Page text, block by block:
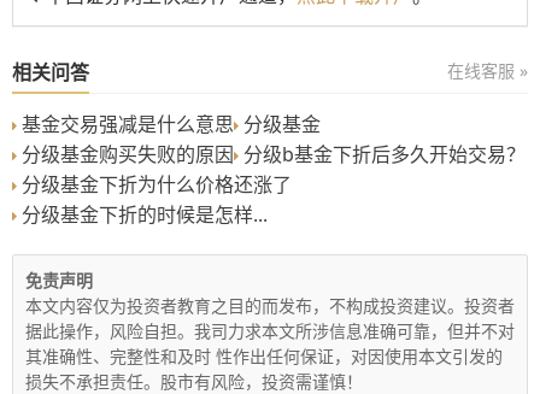
相关问答 在线客服 »
基金交易强减是什么意思 分级基金
分级基金购买失败的原因 分级b基金下折后多久开始交易？
分级基金下折为什么价格还涨了
分级基金下折的时候是怎样...
免责声明
本文内容仅为投资者教育之目的而发布，不构成投资建议。投资者
据此操作，风险自担。我司力求本文所涉信息准确可靠，但并不对
其准确性、完整性和及时 性作出任何保证，对因使用本文引发的
损失不承担责任。股市有风险，投资需谨慎！